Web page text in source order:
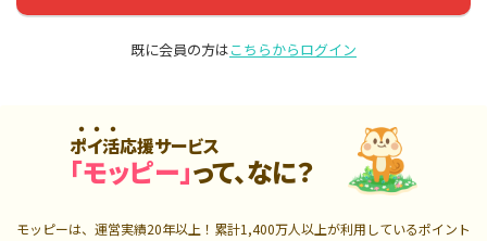
既に会員の方はこちらからログイン
ポイ活応援サービス
「モッピー」って、なに？
モッピーは、運営実績20年以上！累計1,400万人以上が利用しているポイント